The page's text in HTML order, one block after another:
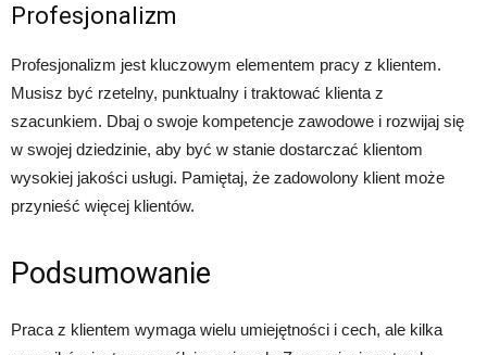
Profesjonalizm
Profesjonalizm jest kluczowym elementem pracy z klientem.
Musisz być rzetelny, punktualny i traktować klienta z
szacunkiem. Dbaj o swoje kompetencje zawodowe i rozwijaj się
w swojej dziedzinie, aby być w stanie dostarczać klientom
wysokiej jakości usługi. Pamiętaj, że zadowolony klient może
przynieść więcej klientów.
Podsumowanie
Praca z klientem wymaga wielu umiejętności i cech, ale kilka